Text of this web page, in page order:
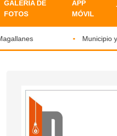
GALERIA DE
FOTOS
APP
MÓVIL
Municipio y